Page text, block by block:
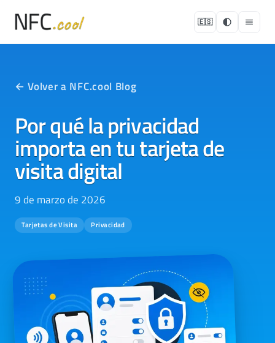
🇪🇸
← Volver a NFC.cool Blog
Por qué la privacidad
importa en tu tarjeta de
visita digital
9 de marzo de 2026
Tarjetas de Visita Privacidad